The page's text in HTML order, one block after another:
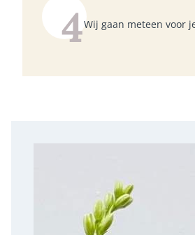
4Wij gaan meteen voor